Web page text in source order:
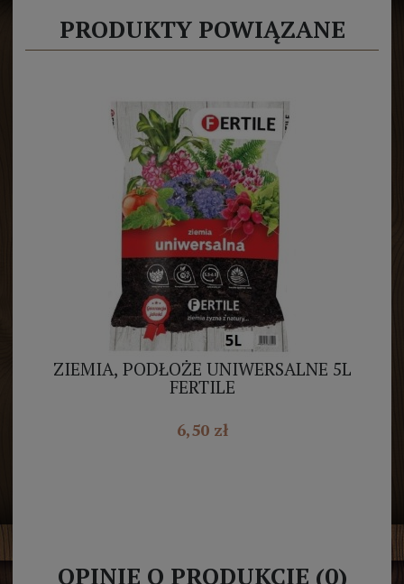
PRODUKTY POWIĄZANE
ZIEMIA, PODŁOŻE UNIWERSALNE 5L
FERTILE
6,50 zł
OPINIE O PRODUKCIE (0)